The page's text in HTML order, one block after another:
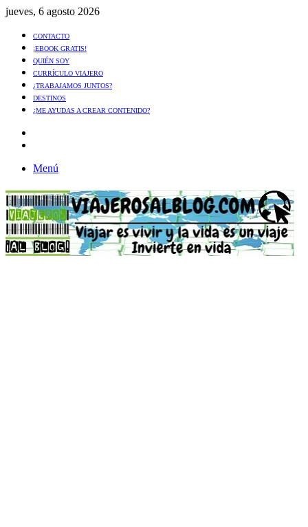
jueves, 6 agosto 2026
CONTACTO
¡EBOOK GRATIS!
QUIÉN SOY
CURRÍCULO VIAJERO
¿TRABAJAMOS JUNTOS?
DESTINOS
¿ME AYUDAS A CREAR CONTENIDO?
Menú